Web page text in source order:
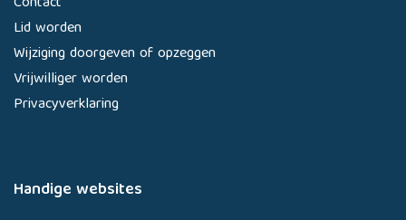
Lid worden
Wijziging doorgeven of opzeggen
Vrijwilliger worden
Privacyverklaring
Handige websites